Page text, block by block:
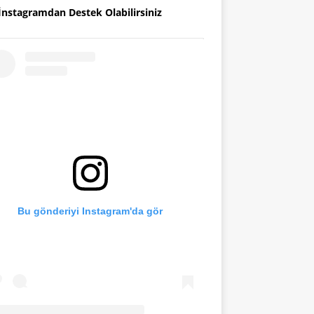
Destek Olabilirsiniz
Bu gönderiyi Instagram'da gör